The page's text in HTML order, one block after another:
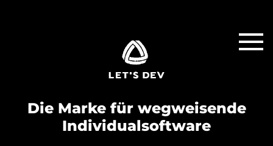
Die Marke für weg­weisende
Individual­software